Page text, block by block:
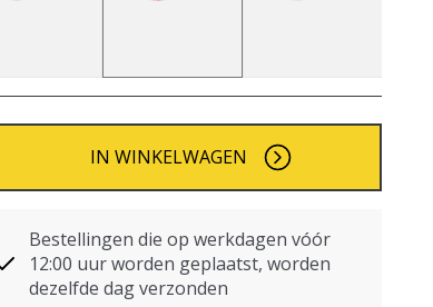
IN WINKELWAGEN
Bestellingen die op werkdagen vóór
12:00 uur worden geplaatst, worden
dezelfde dag verzonden